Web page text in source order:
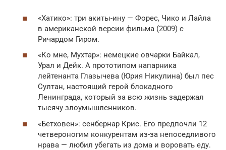
«Хатико»: три акиты-ину — Форес, Чико и Лайла
в американской версии фильма (2009) с
Ричардом Гиром.
«Ко мне, Мухтар»: немецкие овчарки Байкал,
Урал и Дейк. А прототипом напарника
лейтенанта Глазычева (Юрия Никулина) был пес
Султан, настоящий герой блокадного
Ленинграда, который за всю жизнь задержал
тысячу злоумышленников.
«Бетховен»: сенбернар Крис. Его предпочли 12
четвероногим конкурентам из-за непоседливого
нрава — любил убегать из дома и воровать еду.